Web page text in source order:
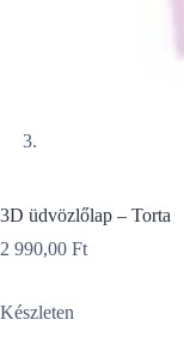
3D üdvözlőlap – Torta
2 990,00 Ft
Készleten